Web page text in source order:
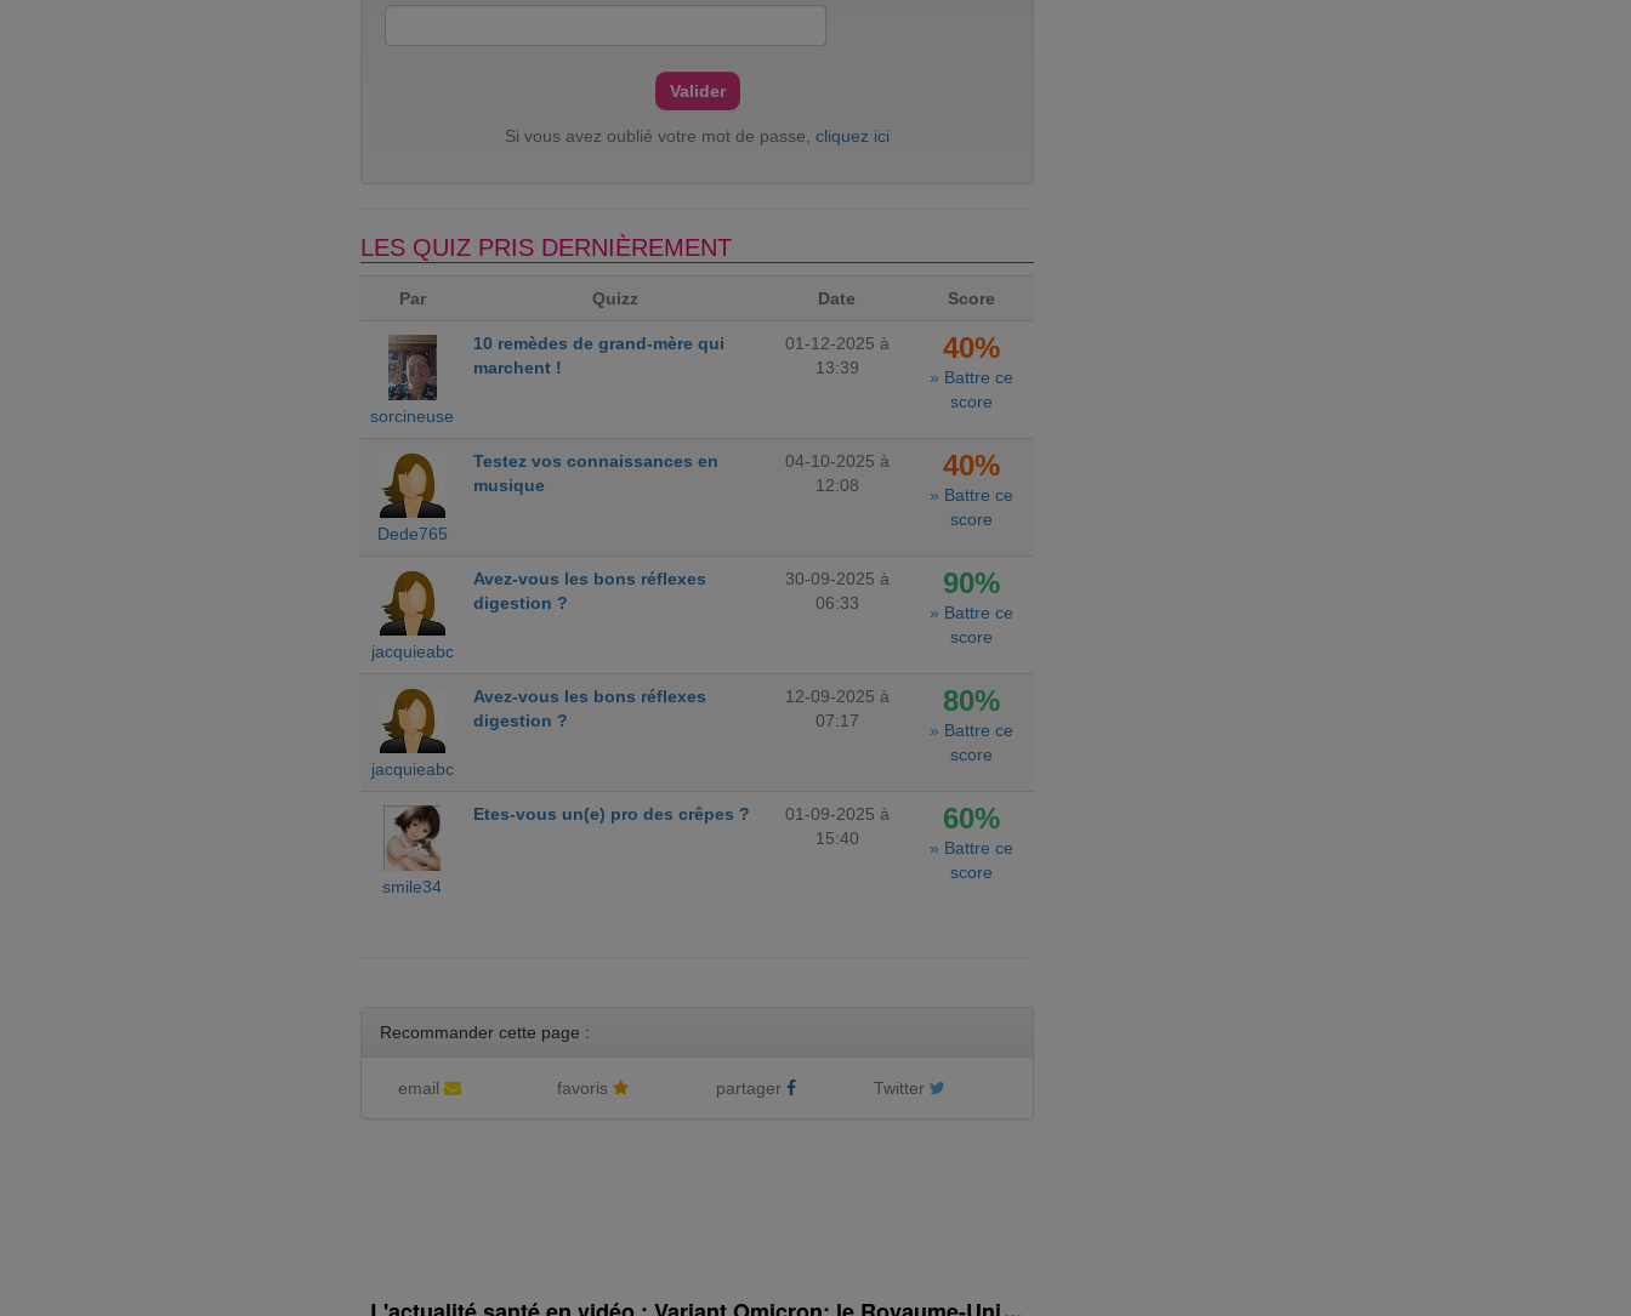
Si vous avez oublié votre mot de passe, cliquez ici
LES QUIZ PRIS DERNIÈREMENT
Par Quizz Date Score
sorcineuse
10 remèdes de grand-mère qui
marchent !
01-12-2025 à
13:39
40%
» Battre ce
score
Dede765
Testez vos connaissances en
musique
04-10-2025 à
12:08
40%
» Battre ce
score
jacquieabc
Avez-vous les bons réflexes
digestion ?
30-09-2025 à
06:33
90%
» Battre ce
score
jacquieabc
Avez-vous les bons réflexes
digestion ?
12-09-2025 à
07:17
80%
» Battre ce
score
smile34
Etes-vous un(e) pro des crêpes ?
01-09-2025 à
15:40
60%
» Battre ce
score
Recommander cette page :
email favoris partager Twitter